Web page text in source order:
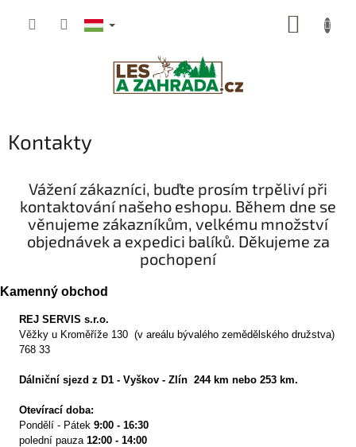
KOSÁR
Kontakty
Vážení zákazníci, buďte prosím trpěliví při
kontaktování našeho eshopu. Během dne se
věnujeme zákazníkům, velkému množství
objednávek a expedici balíků. Děkujeme za
pochopení
Kamenný obchod
REJ SERVIS s.r.o.
Věžky u Kroměříže 130 (v areálu bývalého zemědělského družstva)
768 33
Dálniční sjezd z D1 - Vyškov - Zlín 244 km nebo 253 km.
Otevírací doba:
Pondělí - Pátek 9:00 - 16:30
polední pauza 12:00 - 14:00